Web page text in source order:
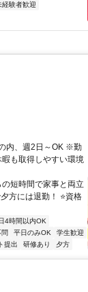
経験者歓迎
内、週2日～OK ※勤
も取得しやすい環境
短時間で家事と両立
方には退勤！ ⭐資格
4時間以内OK
平日のみOK
学生歓迎
提出 研修あり 夕方